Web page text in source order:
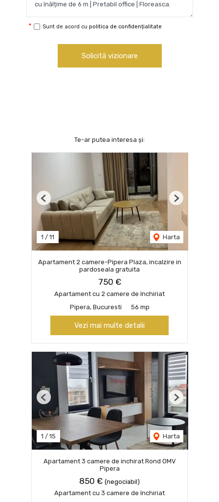
Sunt de acord cu politica de confidențialitate
Solicită vizionare
Te-ar putea interesa și:
1 / 11 Harta
Previous Next
Apartament 2 camere-Pipera Plaza, incalzire in
pardoseala gratuita
750 €
Apartament cu 2 camere de închiriat
Pipera, Bucuresti
56 mp
Vezi mai multe detalii
1 / 15 Harta
Previous Next
Apartament 3 camere de inchirat Rond OMV
Pipera
850 € (negociabil)
Apartament cu 3 camere de închiriat